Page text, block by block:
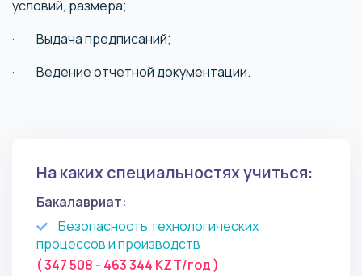
условий, размера;
· Выдача предписаний;
· Ведение отчетной документации.
На каких специальностях учиться:
Бакалавриат:
Безопасность технологических
процессов и производств
( 347 508 - 463 344 KZT/год )